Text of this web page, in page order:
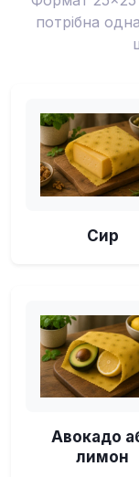
потрібна
Сир
Авокадо
лимон